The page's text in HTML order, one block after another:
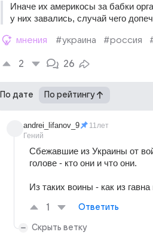
Иначе их америкосы за бабки
у них завались, случай чего
мнения #украина #россия
2 26
По дате По рейтингу
andrei_lifanov_9
Гений
11лет
Сбежавшие из Украины от
голове - кто они и что они.
Из таких воины - как из гавна
1 Ответить
Скрыть ветку